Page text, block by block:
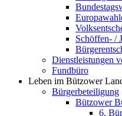
Schöffen- /
Dienstleistungen
Fundbüro
Leben im Bützower
Bürgerbeteiligung
Bützower
6.